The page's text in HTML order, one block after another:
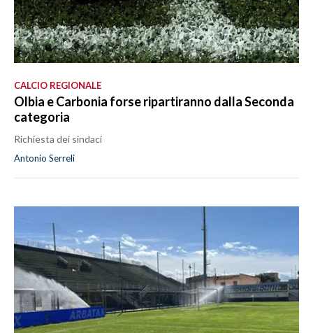
CALCIO REGIONALE
Olbia e Carbonia forse ripartiranno dalla Seconda
categoria
Richiesta dei sindaci
Antonio Serreli